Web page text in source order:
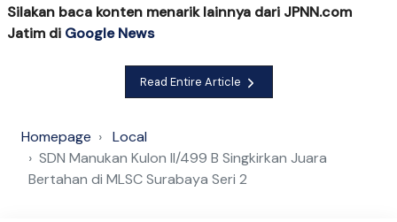
Silakan baca konten menarik lainnya dari JPNN.com
Jatim di Google News
Read Entire Article
Homepage
Local
SDN Manukan Kulon II/499 B Singkirkan Juara
Bertahan di MLSC Surabaya Seri 2